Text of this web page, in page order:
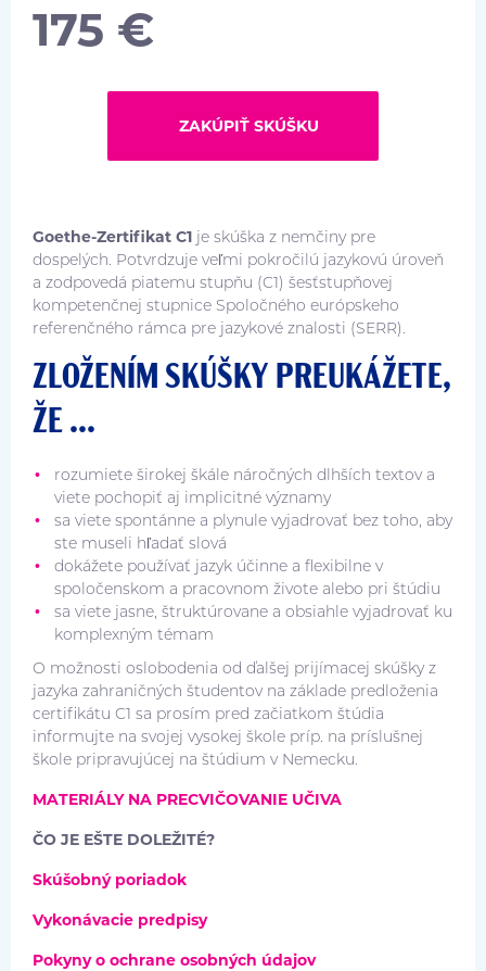
175 €
ZAKÚPIŤ SKÚŠKU
Goethe-Zertifikat C1 je skúška z nemčiny pre
dospelých. Potvrdzuje veľmi pokročilú jazykovú úroveň
a zodpovedá piatemu stupňu (C1) šesťstupňovej
kompetenčnej stupnice Spoločného európskeho
referenčného rámca pre jazykové znalosti (SERR).
ZLOŽENÍM SKÚŠKY PREUKÁŽETE,
ŽE ...
rozumiete širokej škále náročných dlhších textov a
viete pochopiť aj implicitné významy
sa viete spontánne a plynule vyjadrovať bez toho, aby
ste museli hľadať slová
dokážete používať jazyk účinne a flexibilne v
spoločenskom a pracovnom živote alebo pri štúdiu
sa viete jasne, štruktúrovane a obsiahle vyjadrovať ku
komplexným témam
O možnosti oslobodenia od ďalšej prijímacej skúšky z
jazyka zahraničných študentov na základe predloženia
certifikátu C1 sa prosím pred začiatkom štúdia
informujte na svojej vysokej škole príp. na príslušnej
škole pripravujúcej na štúdium v Nemecku.
MATERIÁLY NA PRECVIČOVANIE UČIVA
ČO JE EŠTE DOLEŽITÉ?
Skúšobný poriadok
Vykonávacie predpisy
Pokyny o ochrane osobných údajov